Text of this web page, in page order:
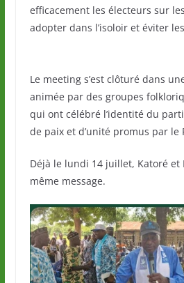
efficacement les électeurs sur
adopter dans l’isoloir et éviter
Le meeting s’est clôturé dans
animée par des groupes
qui ont célébré l’identité du
de paix et d’unité promus par le
Déjà le lundi 14 juillet, Katoré et
même message.